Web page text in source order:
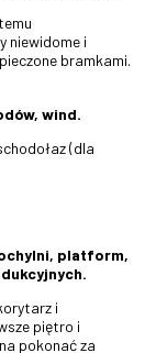
niewidome i
bramkami.
wind.
(dla
platform,
i
piętro i
pokonać za